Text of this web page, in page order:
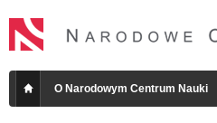
O Narodowym Centrum Nauki